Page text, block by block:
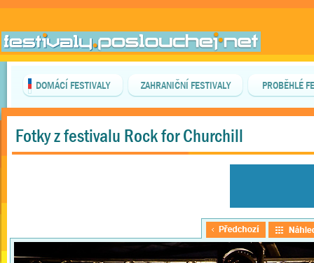
DOMÁCÍ FESTIVALY ZAHRANIČNÍ FESTIVALY PROBĚHLÉ
Fotky z festivalu Rock for Churchill